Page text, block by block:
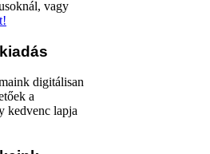
vagy
digitálisan
a
kedvenc lapja